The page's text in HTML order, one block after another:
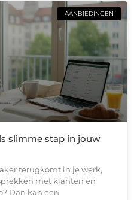
AANBIEDINGEN
slimme stap in jouw
terugkomt in je werk,
met klanten en
Dan kan een